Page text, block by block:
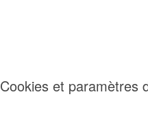
Cookies et paramètres